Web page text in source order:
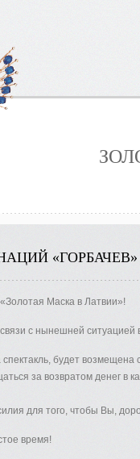
Маска в Латвии»!
с нынешней
будет
за возвратом денег в
для того, чтобы Вы,
время!